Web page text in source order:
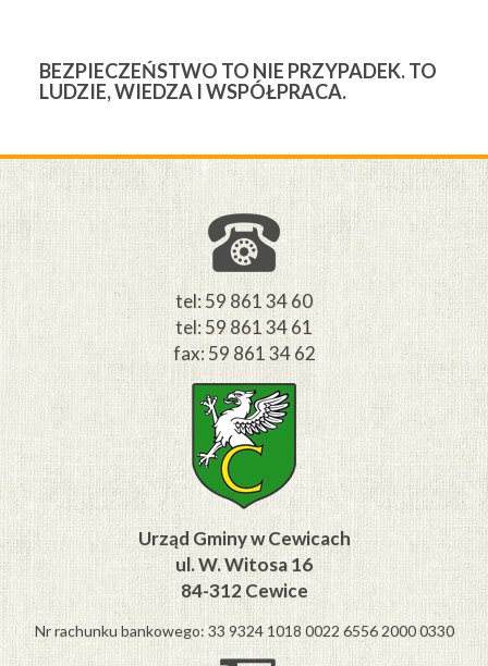
BEZPIECZEŃSTWO TO NIE PRZYPADEK. TO
LUDZIE, WIEDZA I WSPÓŁPRACA.
tel: 59 861 34 60
tel: 59 861 34 61
fax: 59 861 34 62
Urząd Gminy w Cewicach
ul. W. Witosa 16
84-312 Cewice
Nr rachunku bankowego: 33 9324 1018 0022 6556 2000 0330